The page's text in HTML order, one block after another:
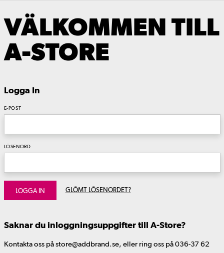
VÄLKOMMEN TILL
A-STORE
Logga In
E-POST
LÖSENORD
LOGGA IN GLÖMT LÖSENORDET?
Saknar du inloggningsuppgifter till A-Store?
Kontakta oss på store@addbrand.se, eller ring oss på 036-37 62